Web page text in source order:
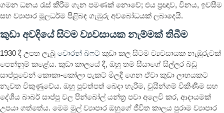
ගමන ධනය රැස් කිරීම ගැන පමණක් නොවේ; එය ප්‍රඥාව, විනය, ඉවසීම
සහ ව්‍යාපාර මූලධර්ම පිළිබඳ ගැඹුරු අවබෝධයක් ලබාදෙයි.
කුඩා අවදියේ සිටම ව්‍යවසායක නැම්මක් තිබීම
1930 දී උපත ලැබූ වොරන් බෆට් කුඩා කල සිටම ව්‍යවසායක නැඹුරුවක්
පෙන්නුම් කළේය. කුඩා කාලයේ දී, ඔහු තම සීයාගේ සිල්ලර බඩු
සාප්පුවෙන් කොකා-කෝලා පැකට් මිලදී ගෙන ඒවා කුඩා ලාභයකට
නැවත විකුණුවේය. ඔහු පුවත්පත් බෙදා හැරීම, චුයින්ගම් විකිණීම සහ
දේශීය බාබර් සාප්පු වල පින්බෝල් යන්ත්‍ර පවා අලෙවි කර, ආදායමක්
උපයා ගත්තේය. මෙම මුල් ව්‍යාපාර ඔහුගේ ජීවිත කාලය පුරාම ව්‍යාපාර